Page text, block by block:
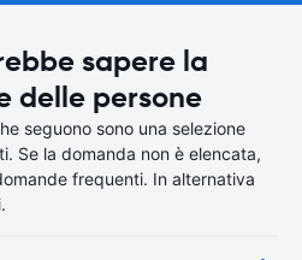
sapere la
delle persone
seguono sono una selezione
Se la domanda non è elencata,
frequenti. In alternativa